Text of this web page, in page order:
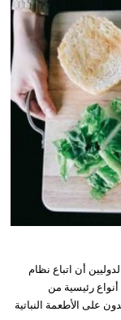
أن اتباع نظام
رئيسية من
على الأطعمة النباتية